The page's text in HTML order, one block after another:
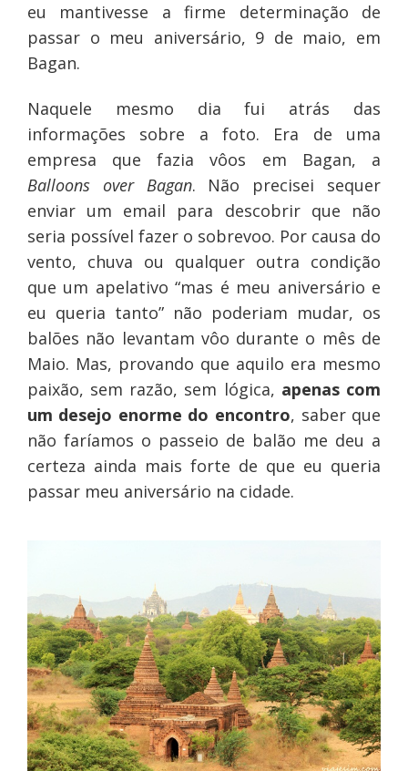
eu mantivesse a firme determinação de
passar o meu aniversário, 9 de maio, em
Bagan.
Naquele mesmo dia fui atrás das
informações sobre a foto. Era de uma
empresa que fazia vôos em Bagan, a
Balloons over Bagan. Não precisei sequer
enviar um email para descobrir que não
seria possível fazer o sobrevoo. Por causa do
vento, chuva ou qualquer outra condição
que um apelativo “mas é meu aniversário e
eu queria tanto” não poderiam mudar, os
balões não levantam vôo durante o mês de
Maio. Mas, provando que aquilo era mesmo
paixão, sem razão, sem lógica, apenas com
um desejo enorme do encontro, saber que
não faríamos o passeio de balão me deu a
certeza ainda mais forte de que eu queria
passar meu aniversário na cidade.